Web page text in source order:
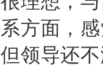
系方面，
但领导还